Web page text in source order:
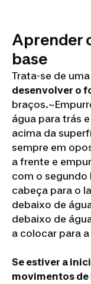
Aprender
base
Trata-se de
desenvolver o
braços.~
água para trás
acima da
sempre em
a frente e
com o segundo
cabeça para o
debaixo de
debaixo de
a colocar para
Se estiver a
movimentos de